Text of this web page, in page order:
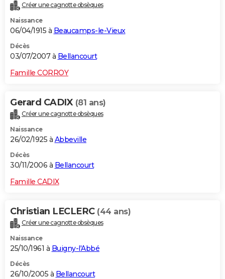
Créer une cagnotte obsèques
Naissance
06/04/1915 à Beaucamps-le-Vieux
Décès
03/07/2007 à Bellancourt
Famille CORROY
Gerard CADIX (81 ans)
Créer une cagnotte obsèques
Naissance
26/02/1925 à Abbeville
Décès
30/11/2006 à Bellancourt
Famille CADIX
Christian LECLERC (44 ans)
Créer une cagnotte obsèques
Naissance
25/10/1961 à Buigny-l'Abbé
Décès
26/10/2005 à Bellancourt